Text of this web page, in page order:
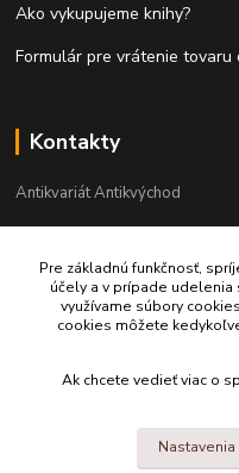
Ako vykupujeme knihy?
Formulár pre vrátenie tovaru
Kontakty
Antikvariát Antikvýchod
antikvariat@antikvychod.sk
Pre základnú funkčnosť,
účely a v prípade udelenia
využívame súbory
cookies môžete
Ak chcete vedieť viac o
Nastavenia